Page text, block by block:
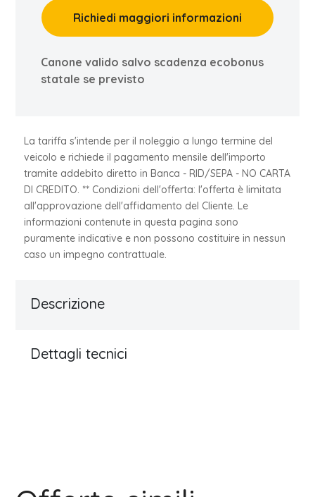
Richiedi maggiori informazioni
Canone valido salvo scadenza ecobonus
statale se previsto
La tariffa s'intende per il noleggio a lungo termine del
veicolo e richiede il pagamento mensile dell'importo
tramite addebito diretto in Banca - RID/SEPA - NO CARTA
DI CREDITO. ** Condizioni dell'offerta: l'offerta è limitata
all'approvazione dell'affidamento del Cliente. Le
informazioni contenute in questa pagina sono
puramente indicative e non possono costituire in nessun
caso un impegno contrattuale.
Descrizione
Dettagli tecnici